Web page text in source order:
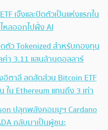
เจ๊งและปิดตัวเป็นแห่งแรกใน
หลออกไปฝั่ง AI
ดตัว Tokenized สำหรับกองทุน
ค่า 3.11 แสนล้านดอลลาร์
ตาลี ลดสัดส่วน Bitcoin ETF
ใน Ethereum แทนถึง 3 เท่า
ปลุกพลังคอมมูฯ Cardano
กลับมาเป็นผู้ชนะ